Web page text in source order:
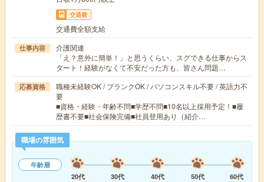
交通費
交通費全額支給
仕事内容
介護関連
「え？意外に簡単！」と思うくらい、スグできる仕事からス
タート！経験がなくて不安だった方も、皆さん問題…
応募資格
職種未経験OK / ブランクOK / パソコンスキル不要 / 英語力不
要
■資格・経験・年齢不問■学歴不問■10名以上採用予定！■履
歴書不要■社会保険完備■社員登用あり（紹介…
職場の雰囲気
年齢層
20代
30代 40代 50代
60代